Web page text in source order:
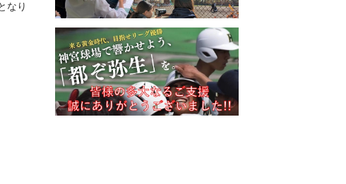
なり